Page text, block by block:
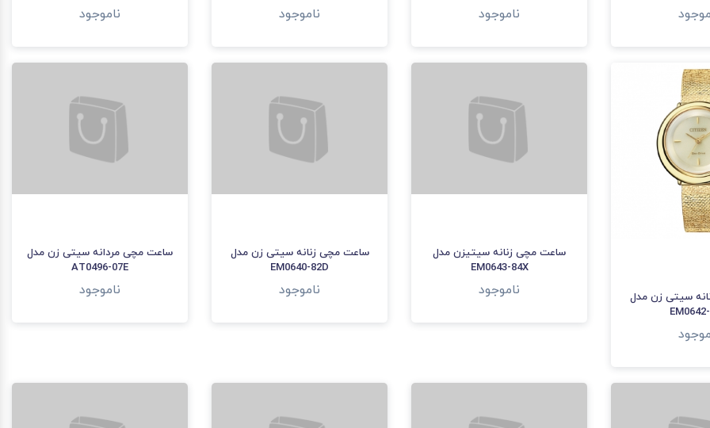
ناموجود ناموجود ناموجود
سیتی زن مدل
ساعت مچی زنانه سیتیزن مدل
ساعت مچی زنانه سیتی زن مدل
ساعت مچی مردانه سیتی زن مدل
AT0496-07E
ناموجود